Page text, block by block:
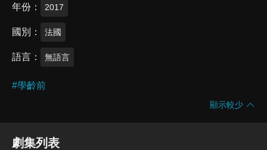
年份 2017
國別 法國
語言 無語言
#學齡前
顯示較少
劇集列表